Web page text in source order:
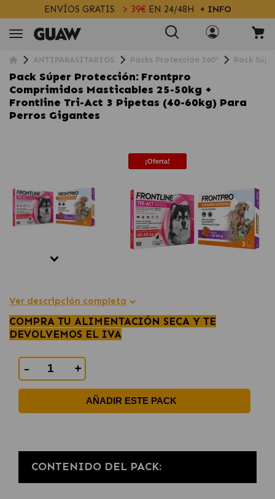
ENVÍOS GRATIS > 39€EN 24/48H + INFO
ANTIPARASITARIOS Packs Protección 360º Pack
Pack Súper Protección: Frontpro
Comprimidos Masticables 25-50kg +
Frontline Tri-Act 3 Pipetas (40-60kg) Para
Perros Gigantes
¡Oferta!
Ver descripción completa
COMPRA TU ALIMENTACIÓN SECA Y TE
DEVOLVEMOS EL IVA
- +
AÑADIR ESTE PACK
CONTENIDO DEL PACK: